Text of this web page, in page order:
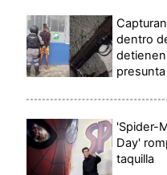
dentro
'Spider-
Day'
taquilla